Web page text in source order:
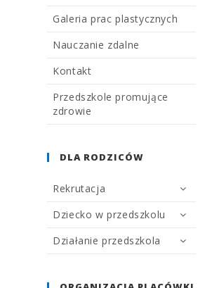
Galeria prac plastycznych
Nauczanie zdalne
Kontakt
Przedszkole promujące
zdrowie
DLA RODZICÓW
Rekrutacja
Dziecko w przedszkolu
Działanie przedszkola